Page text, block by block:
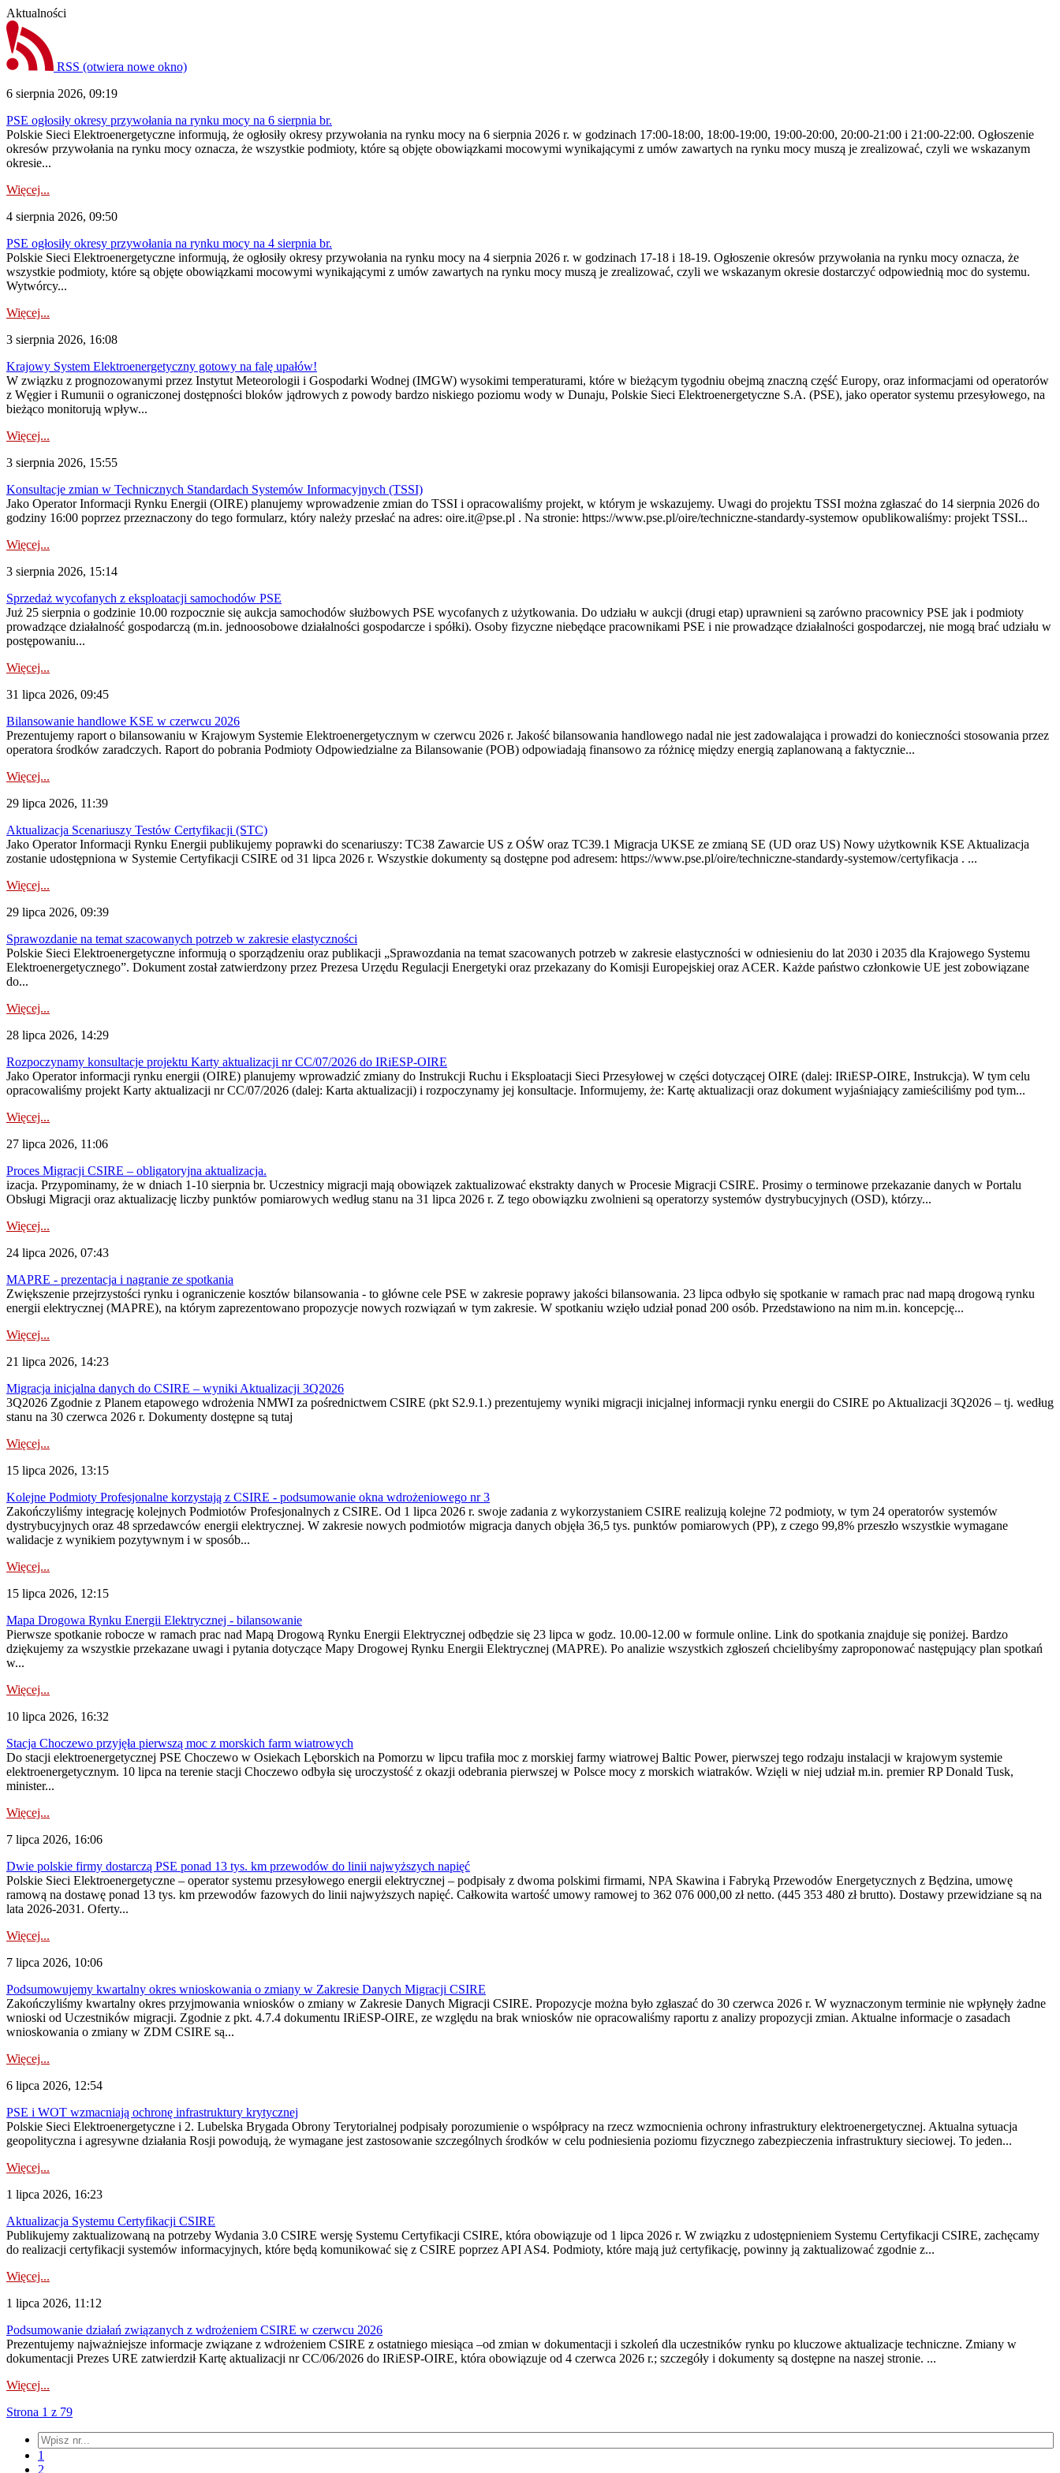
Aktualności
RSS (otwiera nowe okno)
6 sierpnia 2026, 09:19
PSE ogłosiły okresy przywołania na rynku mocy na 6 sierpnia br.
Polskie Sieci Elektroenergetyczne informują, że ogłosiły okresy przywołania na rynku mocy na 6 sierpnia 2026 r. w godzinach 17:00-18:00, 18:00-19:00, 19:00-20:00, 20:00-21:00 i 21:00-22:00. Ogłoszenie
okresów przywołania na rynku mocy oznacza, że wszystkie podmioty, które są objęte obowiązkami mocowymi wynikającymi z umów zawartych na rynku mocy muszą je zrealizować, czyli we wskazanym
okresie...
Więcej...
4 sierpnia 2026, 09:50
PSE ogłosiły okresy przywołania na rynku mocy na 4 sierpnia br.
Polskie Sieci Elektroenergetyczne informują, że ogłosiły okresy przywołania na rynku mocy na 4 sierpnia 2026 r. w godzinach 17-18 i 18-19. Ogłoszenie okresów przywołania na rynku mocy oznacza, że
wszystkie podmioty, które są objęte obowiązkami mocowymi wynikającymi z umów zawartych na rynku mocy muszą je zrealizować, czyli we wskazanym okresie dostarczyć odpowiednią moc do systemu.
Wytwórcy...
Więcej...
3 sierpnia 2026, 16:08
Krajowy System Elektroenergetyczny gotowy na falę upałów!
W związku z prognozowanymi przez Instytut Meteorologii i Gospodarki Wodnej (IMGW) wysokimi temperaturami, które w bieżącym tygodniu obejmą znaczną część Europy, oraz informacjami od operatorów
z Węgier i Rumunii o ograniczonej dostępności bloków jądrowych z powody bardzo niskiego poziomu wody w Dunaju, Polskie Sieci Elektroenergetyczne S.A. (PSE), jako operator systemu przesyłowego, na
bieżąco monitorują wpływ...
Więcej...
3 sierpnia 2026, 15:55
Konsultacje zmian w Technicznych Standardach Systemów Informacyjnych (TSSI)
Jako Operator Informacji Rynku Energii (OIRE) planujemy wprowadzenie zmian do TSSI i opracowaliśmy projekt, w którym je wskazujemy. Uwagi do projektu TSSI można zgłaszać do 14 sierpnia 2026 do
godziny 16:00 poprzez przeznaczony do tego formularz, który należy przesłać na adres: oire.it@pse.pl . Na stronie: https://www.pse.pl/oire/techniczne-standardy-systemow opublikowaliśmy: projekt TSSI...
Więcej...
3 sierpnia 2026, 15:14
Sprzedaż wycofanych z eksploatacji samochodów PSE
Już 25 sierpnia o godzinie 10.00 rozpocznie się aukcja samochodów służbowych PSE wycofanych z użytkowania. Do udziału w aukcji (drugi etap) uprawnieni są zarówno pracownicy PSE jak i podmioty
prowadzące działalność gospodarczą (m.in. jednoosobowe działalności gospodarcze i spółki). Osoby fizyczne niebędące pracownikami PSE i nie prowadzące działalności gospodarczej, nie mogą brać udziału w
postępowaniu...
Więcej...
31 lipca 2026, 09:45
Bilansowanie handlowe KSE w czerwcu 2026
Prezentujemy raport o bilansowaniu w Krajowym Systemie Elektroenergetycznym w czerwcu 2026 r. Jakość bilansowania handlowego nadal nie jest zadowalająca i prowadzi do konieczności stosowania przez
operatora środków zaradczych. Raport do pobrania Podmioty Odpowiedzialne za Bilansowanie (POB) odpowiadają finansowo za różnicę między energią zaplanowaną a faktycznie...
Więcej...
29 lipca 2026, 11:39
Aktualizacja Scenariuszy Testów Certyfikacji (STC)
Jako Operator Informacji Rynku Energii publikujemy poprawki do scenariuszy: TC38 Zawarcie US z OŚW oraz TC39.1 Migracja UKSE ze zmianą SE (UD oraz US) Nowy użytkownik KSE Aktualizacja
zostanie udostępniona w Systemie Certyfikacji CSIRE od 31 lipca 2026 r. Wszystkie dokumenty są dostępne pod adresem: https://www.pse.pl/oire/techniczne-standardy-systemow/certyfikacja . ...
Więcej...
29 lipca 2026, 09:39
Sprawozdanie na temat szacowanych potrzeb w zakresie elastyczności
Polskie Sieci Elektroenergetyczne informują o sporządzeniu oraz publikacji „Sprawozdania na temat szacowanych potrzeb w zakresie elastyczności w odniesieniu do lat 2030 i 2035 dla Krajowego Systemu
Elektroenergetycznego”. Dokument został zatwierdzony przez Prezesa Urzędu Regulacji Energetyki oraz przekazany do Komisji Europejskiej oraz ACER. Każde państwo członkowie UE jest zobowiązane
do...
Więcej...
28 lipca 2026, 14:29
Rozpoczynamy konsultacje projektu Karty aktualizacji nr CC/07/2026 do IRiESP-OIRE
Jako Operator informacji rynku energii (OIRE) planujemy wprowadzić zmiany do Instrukcji Ruchu i Eksploatacji Sieci Przesyłowej w części dotyczącej OIRE (dalej: IRiESP-OIRE, Instrukcja). W tym celu
opracowaliśmy projekt Karty aktualizacji nr CC/07/2026 (dalej: Karta aktualizacji) i rozpoczynamy jej konsultacje. Informujemy, że: Kartę aktualizacji oraz dokument wyjaśniający zamieściliśmy pod tym...
Więcej...
27 lipca 2026, 11:06
Proces Migracji CSIRE – obligatoryjna aktualizacja.
izacja. Przypominamy, że w dniach 1-10 sierpnia br. Uczestnicy migracji mają obowiązek zaktualizować ekstrakty danych w Procesie Migracji CSIRE. Prosimy o terminowe przekazanie danych w Portalu
Obsługi Migracji oraz aktualizację liczby punktów pomiarowych według stanu na 31 lipca 2026 r. Z tego obowiązku zwolnieni są operatorzy systemów dystrybucyjnych (OSD), którzy...
Więcej...
24 lipca 2026, 07:43
MAPRE - prezentacja i nagranie ze spotkania
Zwiększenie przejrzystości rynku i ograniczenie kosztów bilansowania - to główne cele PSE w zakresie poprawy jakości bilansowania. 23 lipca odbyło się spotkanie w ramach prac nad mapą drogową rynku
energii elektrycznej (MAPRE), na którym zaprezentowano propozycje nowych rozwiązań w tym zakresie. W spotkaniu wzięło udział ponad 200 osób. Przedstawiono na nim m.in. koncepcję...
Więcej...
21 lipca 2026, 14:23
Migracja inicjalna danych do CSIRE – wyniki Aktualizacji 3Q2026
3Q2026 Zgodnie z Planem etapowego wdrożenia NMWI za pośrednictwem CSIRE (pkt S2.9.1.) prezentujemy wyniki migracji inicjalnej informacji rynku energii do CSIRE po Aktualizacji 3Q2026 – tj. według
stanu na 30 czerwca 2026 r. Dokumenty dostępne są tutaj
Więcej...
15 lipca 2026, 13:15
Kolejne Podmioty Profesjonalne korzystają z CSIRE - podsumowanie okna wdrożeniowego nr 3
Zakończyliśmy integrację kolejnych Podmiotów Profesjonalnych z CSIRE. Od 1 lipca 2026 r. swoje zadania z wykorzystaniem CSIRE realizują kolejne 72 podmioty, w tym 24 operatorów systemów
dystrybucyjnych oraz 48 sprzedawców energii elektrycznej. W zakresie nowych podmiotów migracja danych objęła 36,5 tys. punktów pomiarowych (PP), z czego 99,8% przeszło wszystkie wymagane
walidacje z wynikiem pozytywnym i w sposób...
Więcej...
15 lipca 2026, 12:15
Mapa Drogowa Rynku Energii Elektrycznej - bilansowanie
Pierwsze spotkanie robocze w ramach prac nad Mapą Drogową Rynku Energii Elektrycznej odbędzie się 23 lipca w godz. 10.00-12.00 w formule online. Link do spotkania znajduje się poniżej. Bardzo
dziękujemy za wszystkie przekazane uwagi i pytania dotyczące Mapy Drogowej Rynku Energii Elektrycznej (MAPRE). Po analizie wszystkich zgłoszeń chcielibyśmy zaproponować następujący plan spotkań
w...
Więcej...
10 lipca 2026, 16:32
Stacja Choczewo przyjęła pierwszą moc z morskich farm wiatrowych
Do stacji elektroenergetycznej PSE Choczewo w Osiekach Lęborskich na Pomorzu w lipcu trafiła moc z morskiej farmy wiatrowej Baltic Power, pierwszej tego rodzaju instalacji w krajowym systemie
elektroenergetycznym. 10 lipca na terenie stacji Choczewo odbyła się uroczystość z okazji odebrania pierwszej w Polsce mocy z morskich wiatraków. Wzięli w niej udział m.in. premier RP Donald Tusk,
minister...
Więcej...
7 lipca 2026, 16:06
Dwie polskie firmy dostarczą PSE ponad 13 tys. km przewodów do linii najwyższych napięć
Polskie Sieci Elektroenergetyczne – operator systemu przesyłowego energii elektrycznej – podpisały z dwoma polskimi firmami, NPA Skawina i Fabryką Przewodów Energetycznych z Będzina, umowę
ramową na dostawę ponad 13 tys. km przewodów fazowych do linii najwyższych napięć. Całkowita wartość umowy ramowej to 362 076 000,00 zł netto. (445 353 480 zł brutto). Dostawy przewidziane są na
lata 2026-2031. Oferty...
Więcej...
7 lipca 2026, 10:06
Podsumowujemy kwartalny okres wnioskowania o zmiany w Zakresie Danych Migracji CSIRE
Zakończyliśmy kwartalny okres przyjmowania wniosków o zmiany w Zakresie Danych Migracji CSIRE. Propozycje można było zgłaszać do 30 czerwca 2026 r. W wyznaczonym terminie nie wpłynęły żadne
wnioski od Uczestników migracji. Zgodnie z pkt. 4.7.4 dokumentu IRiESP-OIRE, ze względu na brak wniosków nie opracowaliśmy raportu z analizy propozycji zmian. Aktualne informacje o zasadach
wnioskowania o zmiany w ZDM CSIRE są...
Więcej...
6 lipca 2026, 12:54
PSE i WOT wzmacniają ochronę infrastruktury krytycznej
Polskie Sieci Elektroenergetyczne i 2. Lubelska Brygada Obrony Terytorialnej podpisały porozumienie o współpracy na rzecz wzmocnienia ochrony infrastruktury elektroenergetycznej. Aktualna sytuacja
geopolityczna i agresywne działania Rosji powodują, że wymagane jest zastosowanie szczególnych środków w celu podniesienia poziomu fizycznego zabezpieczenia infrastruktury sieciowej. To jeden...
Więcej...
1 lipca 2026, 16:23
Aktualizacja Systemu Certyfikacji CSIRE
Publikujemy zaktualizowaną na potrzeby Wydania 3.0 CSIRE wersję Systemu Certyfikacji CSIRE, która obowiązuje od 1 lipca 2026 r. W związku z udostępnieniem Systemu Certyfikacji CSIRE, zachęcamy
do realizacji certyfikacji systemów informacyjnych, które będą komunikować się z CSIRE poprzez API AS4. Podmioty, które mają już certyfikację, powinny ją zaktualizować zgodnie z...
Więcej...
1 lipca 2026, 11:12
Podsumowanie działań związanych z wdrożeniem CSIRE w czerwcu 2026
Prezentujemy najważniejsze informacje związane z wdrożeniem CSIRE z ostatniego miesiąca –od zmian w dokumentacji i szkoleń dla uczestników rynku po kluczowe aktualizacje techniczne. Zmiany w
dokumentacji Prezes URE zatwierdził Kartę aktualizacji nr CC/06/2026 do IRiESP‑OIRE, która obowiązuje od 4 czerwca 2026 r.; szczegóły i dokumenty są dostępne na naszej stronie. ...
Więcej...
Strona 1 z 79
1
2